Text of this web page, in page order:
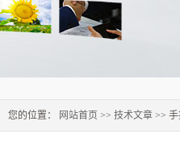
您的位置： 网站首页 >> 技术文章 >>